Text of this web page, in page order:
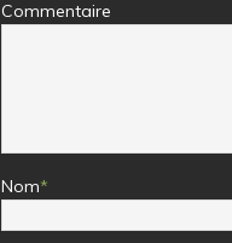
Commentaire
Nom*